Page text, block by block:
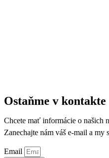
Ostaňme v kontakte
Chcete mať informácie o našich
Zanechajte nám váš e-mail a my
Email